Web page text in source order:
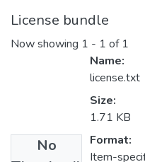
License bundle
Now showing 1 - 1 of 1
No
Name:
license.txt
Size:
1.71 KB
Format:
Item-